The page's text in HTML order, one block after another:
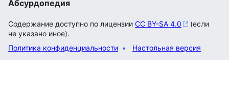
Абсурдопедия
Содержание доступно по лицензии CC BY-SA 4.0
(если
не указано иное).
Политика конфиденциальности
Настольная версия